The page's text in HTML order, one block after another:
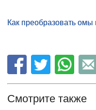
Как преобразовать
Смотрите также